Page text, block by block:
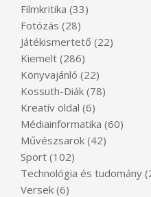
Filmkritika (33)
Fotózás (28)
Játékismertető (22)
Kiemelt (286)
Könyvajánló (22)
Kossuth-Diák (78)
Kreatív oldal (6)
Médiainformatika (60)
Művészsarok (42)
Sport (102)
Technológia és tudomány
Versek (6)